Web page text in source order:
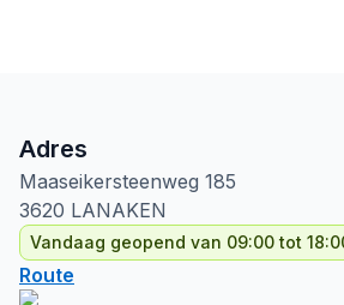
Adres
Maaseikersteenweg 185
3620 LANAKEN
Vandaag geopend van 09:00 tot
Route